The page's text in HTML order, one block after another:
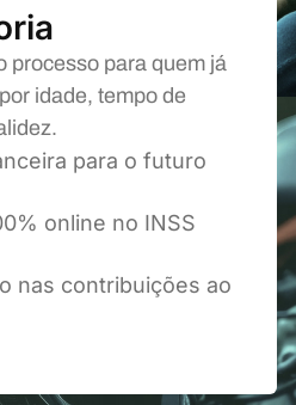
processo para quem já
idade, tempo de
para o futuro
online no INSS
nas contribuições ao